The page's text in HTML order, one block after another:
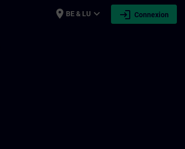
place BE & LU expand_more login Connexion